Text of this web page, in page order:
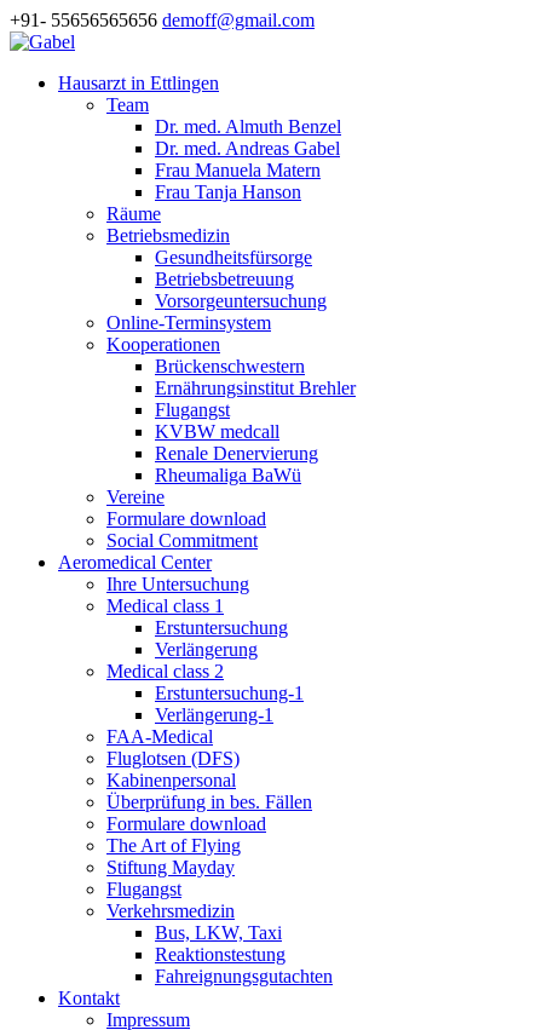
+91- 55656565656 demoff@gmail.com
Hausarzt in Ettlingen
Team
Dr. med. Almuth Benzel
Dr. med. Andreas Gabel
Frau Manuela Matern
Frau Tanja Hanson
Räume
Betriebsmedizin
Gesundheitsfürsorge
Betriebsbetreuung
Vorsorgeuntersuchung
Online-Terminsystem
Kooperationen
Brückenschwestern
Ernährungsinstitut Brehler
Flugangst
KVBW medcall
Renale Denervierung
Rheumaliga BaWü
Vereine
Formulare download
Social Commitment
Aeromedical Center
Ihre Untersuchung
Medical class 1
Erstuntersuchung
Verlängerung
Medical class 2
Erstuntersuchung-1
Verlängerung-1
FAA-Medical
Fluglotsen (DFS)
Kabinenpersonal
Überprüfung in bes. Fällen
Formulare download
The Art of Flying
Stiftung Mayday
Flugangst
Verkehrsmedizin
Bus, LKW, Taxi
Reaktionstestung
Fahreignungsgutachten
Kontakt
Impressum